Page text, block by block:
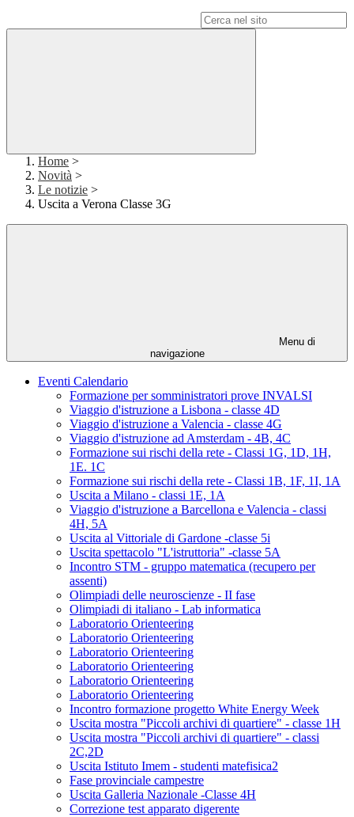
Home >
Novità >
Le notizie >
Uscita a Verona Classe 3G
Menu di
navigazione
Eventi Calendario
Formazione per somministratori prove INVALSI
Viaggio d'istruzione a Lisbona - classe 4D
Viaggio d'istruzione a Valencia - classe 4G
Viaggio d'istruzione ad Amsterdam - 4B, 4C
Formazione sui rischi della rete - Classi 1G, 1D, 1H,
1E. 1C
Formazione sui rischi della rete - Classi 1B, 1F, 1I, 1A
Uscita a Milano - classi 1E, 1A
Viaggio d'istruzione a Barcellona e Valencia - classi
4H, 5A
Uscita al Vittoriale di Gardone -classe 5i
Uscita spettacolo "L'istruttoria" -classe 5A
Incontro STM - gruppo matematica (recupero per
assenti)
Olimpiadi delle neuroscienze - II fase
Olimpiadi di italiano - Lab informatica
Laboratorio Orienteering
Laboratorio Orienteering
Laboratorio Orienteering
Laboratorio Orienteering
Laboratorio Orienteering
Laboratorio Orienteering
Incontro formazione progetto White Energy Week
Uscita mostra "Piccoli archivi di quartiere" - classe 1H
Uscita mostra "Piccoli archivi di quartiere" - classi
2C,2D
Uscita Istituto Imem - studenti matefisica2
Fase provinciale campestre
Uscita Galleria Nazionale -Classe 4H
Correzione test apparato digerente